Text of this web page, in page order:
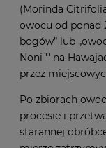
(Morinda
owocu od ponad
bogów” lub
Noni '' na
przez
Po zbiorach
procesie i
starannej